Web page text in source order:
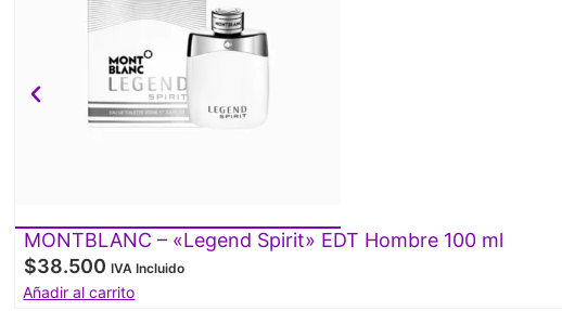
MONTBLANC – «Legend Spirit» EDT Hombre 100 ml
$38.500 IVA Incluido
Añadir al carrito